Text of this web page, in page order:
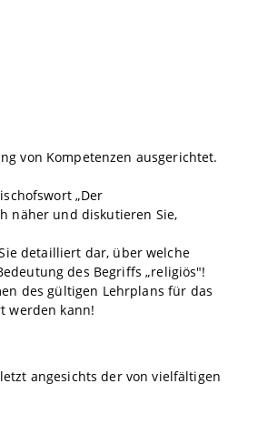
von Kompetenzen ausgerichtet.
„Der
näher und diskutieren Sie,
detailliert dar, über welche
des Begriffs „religiös"!
des gültigen Lehrplans für das
werden kann!
angesichts der von vielfältigen